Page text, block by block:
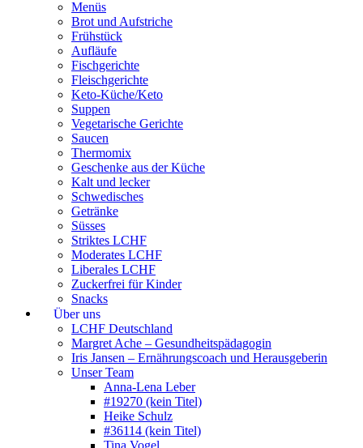
Menüs
Brot und Aufstriche
Frühstück
Aufläufe
Fischgerichte
Fleischgerichte
Keto-Küche/Keto
Suppen
Vegetarische Gerichte
Saucen
Thermomix
Geschenke aus der Küche
Kalt und lecker
Schwedisches
Getränke
Süsses
Striktes LCHF
Moderates LCHF
Liberales LCHF
Zuckerfrei für Kinder
Snacks
Über uns
LCHF Deutschland
Margret Ache – Gesundheitspädagogin
Iris Jansen – Ernährungscoach und Herausgeberin
Unser Team
Anna-Lena Leber
#19270 (kein Titel)
Heike Schulz
#36114 (kein Titel)
Tina Vogel